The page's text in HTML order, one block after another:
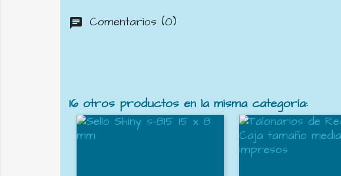
chat Comentarios (0)
16 otros productos en la misma categoría: